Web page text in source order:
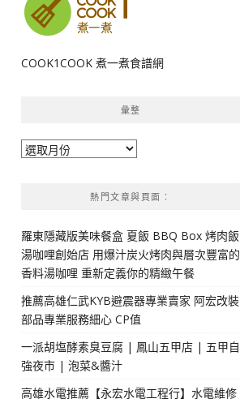
COOK1COOK 煮一煮食譜網
彙整
彙
熱門文章與頁面︰
羅東隱藏版美味餐盒 夏飯 BBQ Box 烤肉飯
湯咖哩創始店 用爆汁炭火烤肉與層次豐富的
香料湯咖哩 重新定義你的精緻午餐
推薦高雄仁武KYB避震器專業賣家 阿宏改裝
部品專業服務細心 CP值
一派胡塩酵素臭豆腐 | 鳳山五甲店 | 五甲自
強夜市 | 泡菜&醬汁
高雄水電推薦【永宏水電工程行】水電維修